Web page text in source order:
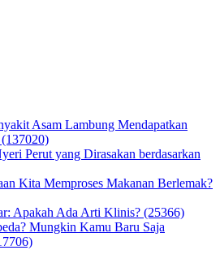
Asam Lambung Mendapatkan
Perut yang Dirasakan berdasarkan
Kita Memproses Makanan Berlemak?
Apakah Ada Arti Klinis? (25366)
Mungkin Kamu Baru Saja